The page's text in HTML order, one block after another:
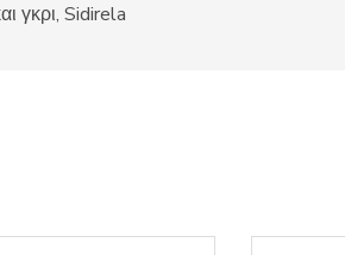
γκρι, Sidirela